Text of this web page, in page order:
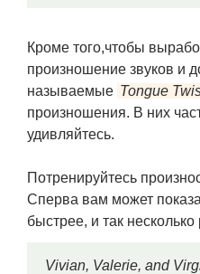
Кроме того,чтобы
произношение звуков и
называемые Tongue
произношения. В них
удивляйтесь.
Потренируйтесь
Сперва вам может
быстрее, и так
Vivian, Valerie, and